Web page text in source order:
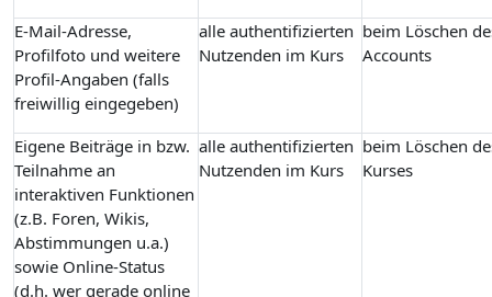
E-Mail-Adresse,
Profilfoto und weitere
Profil-Angaben (falls
freiwillig eingegeben)
alle authentifizierten
Nutzenden im Kurs
beim Löschen
Accounts
Eigene Beiträge in bzw.
Teilnahme an
interaktiven Funktionen
(z.B. Foren, Wikis,
Abstimmungen u.a.)
sowie Online-Status
(d.h. wer gerade online
alle authentifizierten
Nutzenden im Kurs
beim Löschen
Kurses